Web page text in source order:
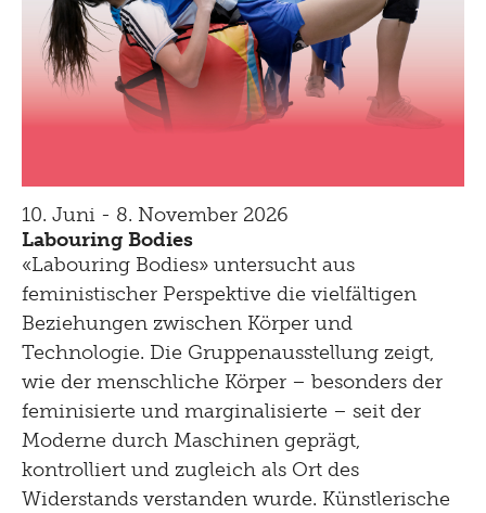
10. Juni - 8. November 2026
Labouring Bodies
«Labouring Bodies» untersucht aus
feministischer Perspektive die vielfältigen
Beziehungen zwischen Körper und
Technologie. Die Gruppenausstellung zeigt,
wie der menschliche Körper – besonders der
feminisierte und marginalisierte – seit der
Moderne durch Maschinen geprägt,
kontrolliert und zugleich als Ort des
Widerstands verstanden wurde. Künstlerische